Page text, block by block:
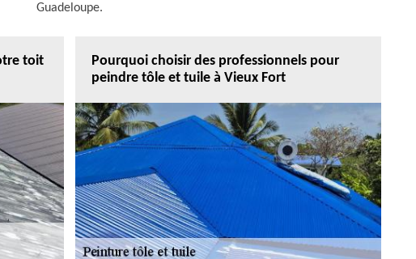
Guadeloupe.
toit
Pourquoi choisir des professionnels pour
peindre tôle et tuile à Vieux Fort